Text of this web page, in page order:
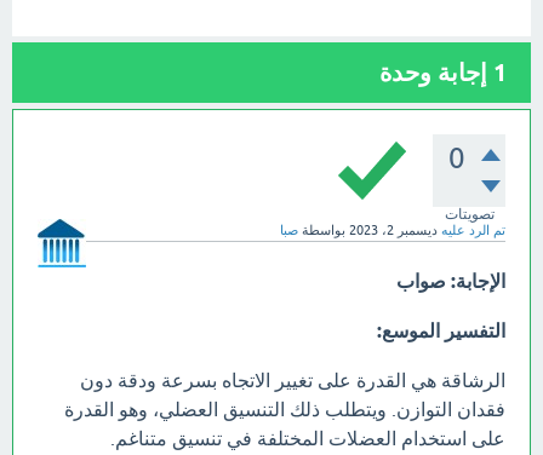
1 إجابة وحدة
0
تصويتات
تم الرد عليه ديسمبر 2، 2023 بواسطة صبا
الإجابة: صواب
التفسير الموسع:
الرشاقة هي القدرة على تغيير الاتجاه بسرعة ودقة دون
فقدان التوازن. ويتطلب ذلك التنسيق العضلي، وهو القدرة
على استخدام العضلات المختلفة في تنسيق متناغم.